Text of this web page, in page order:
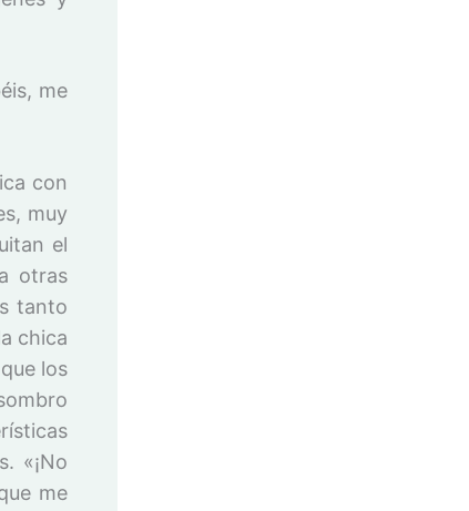
me
con
muy
el
otras
tanto
chica
los
«¡No
me